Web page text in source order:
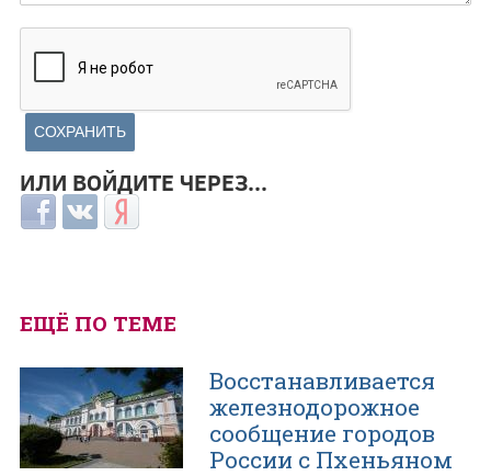
ИЛИ ВОЙДИТЕ ЧЕРЕЗ...
Login with Facebook
Login with ВКонтакте
Login with Яндекс
ЕЩЁ ПО ТЕМЕ
Восстанавливается
железнодорожное
сообщение городов
России с Пхеньяном